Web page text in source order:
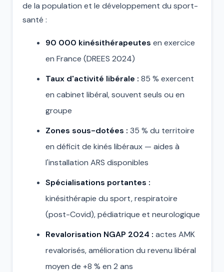
de la population et le développement du sport-
santé :
90 000 kinésithérapeutes en exercice
en France (DREES 2024)
Taux d'activité libérale : 85 % exercent
en cabinet libéral, souvent seuls ou en
groupe
Zones sous-dotées : 35 % du territoire
en déficit de kinés libéraux — aides à
l'installation ARS disponibles
Spécialisations portantes :
kinésithérapie du sport, respiratoire
(post-Covid), pédiatrique et neurologique
Revalorisation NGAP 2024 : actes AMK
revalorisés, amélioration du revenu libéral
moyen de +8 % en 2 ans